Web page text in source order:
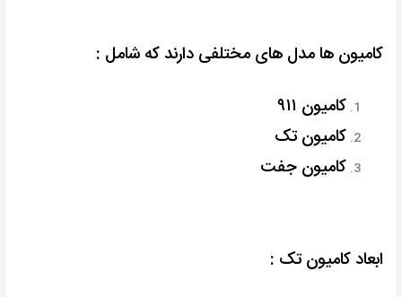
کامیون ها مدل های مختلفی دارند که شامل :
کامیون ۹۱۱
کامیون تک
کامیون جفت
ابعاد کامیون تک :